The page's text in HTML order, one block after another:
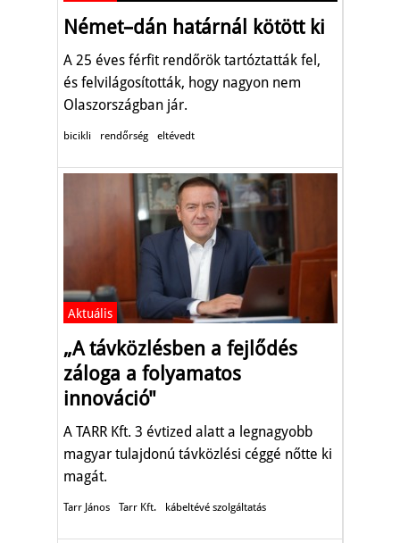
Német–dán határnál kötött ki
A 25 éves férfit rendőrök tartóztatták fel,
és felvilágosították, hogy nagyon nem
Olaszországban jár.
bicikli rendőrség eltévedt
Aktuális
„A távközlésben a fejlődés
záloga a folyamatos
innováció"
A TARR Kft. 3 évtized alatt a legnagyobb
magyar tulajdonú távközlési céggé nőtte ki
magát.
Tarr János Tarr Kft. kábeltévé szolgáltatás